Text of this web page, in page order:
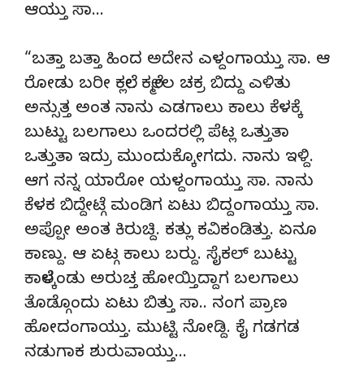
ಆಯ್ತು ಸಾ…
“ಬತ್ತಾ ಬತ್ತಾ ಹಿಂದ ಅದೇನ ಎಳ್ದಂಗಾಯ್ತು ಸಾ. ಆ
ರೋಡು ಬರೀ ಕಲ್ಲೇ. ಕಲ್ಮೇಲ ಚಕ್ರ ಬಿದ್ದು ಎಳಿತು
ಅನ್ಸುತ್ತ ಅಂತ ನಾನು ಎಡಗಾಲು ಕಾಲು ಕೆಳಕ್ಕೆ
ಬುಟ್ಟು ಬಲಗಾಲು ಒಂದರಲ್ಲಿ ಪೆಟ್ಲ ಒತ್ತುತಾ
ಒತ್ತುತಾ ಇದ್ರು ಮುಂದುಕ್ಕೋಗದು.‌ ನಾನು ಇಳ್ದಿ.
ಆಗ ನನ್ನ ಯಾರೋ ಯಳ್ದಂಗಾಯ್ತು ಸಾ. ನಾನು
ಕೆಳಕ ಬಿದ್ದೇಟ್ಗೆ ಮಂಡಿಗ ಏಟು ಬಿದ್ದಂಗಾಯ್ತು ಸಾ.
ಅಪ್ಪೋ ಅಂತ ಕಿರುಚ್ದಿ. ಕತ್ಲು ಕವಿಕಂಡಿತ್ತು. ಏನೂ
ಕಾಣ್ದು. ಆ ಏಟ್ಗ ಕಾಲು ಬರ‌್ದು. ಸೈಕಲ್ ಬುಟ್ಟು
ಕಾಲೆಳ್ಕಂಡು ಅರುಚ್ತ ಹೋಯ್ತಿದ್ದಾಗ ಬಲಗಾಲು
ತೊಡ್ಗೊಂದು ಏಟು ಬಿತ್ತು ಸಾ.. ನಂಗ ಪ್ರಾಣ
ಹೋದಂಗಾಯ್ತು. ಮುಟ್ಟಿ ನೋಡ್ದಿ. ಕೈ ಗಡಗಡ
ನಡುಗಾಕ ಶುರುವಾಯ್ತು…